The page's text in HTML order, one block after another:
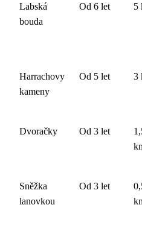
Labská
bouda
Od 6 let 5
Harrachovy
kameny
Od 5 let 3
Dvoračky Od 3 let
Sněžka
lanovkou
Od 3 let